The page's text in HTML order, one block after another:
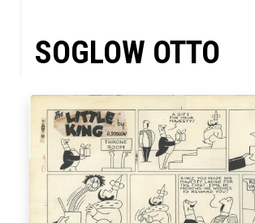
SOGLOW OTTO